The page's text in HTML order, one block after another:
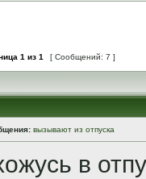
1 из 1 [ Сообщений: 7 ]
вызывают из отпуска
в